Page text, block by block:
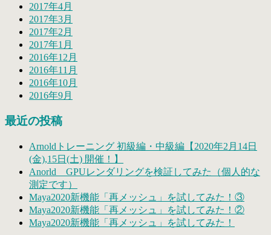
2017年4月
2017年3月
2017年2月
2017年1月
2016年12月
2016年11月
2016年10月
2016年9月
最近の投稿
Arnoldトレーニング 初級編・中級編【2020年2月14日
(金),15日(土) 開催！】
Anorld GPUレンダリングを検証してみた（個人的な
測定です）
Maya2020新機能「再メッシュ」を試してみた！③
Maya2020新機能「再メッシュ」を試してみた！②
Maya2020新機能「再メッシュ」を試してみた！